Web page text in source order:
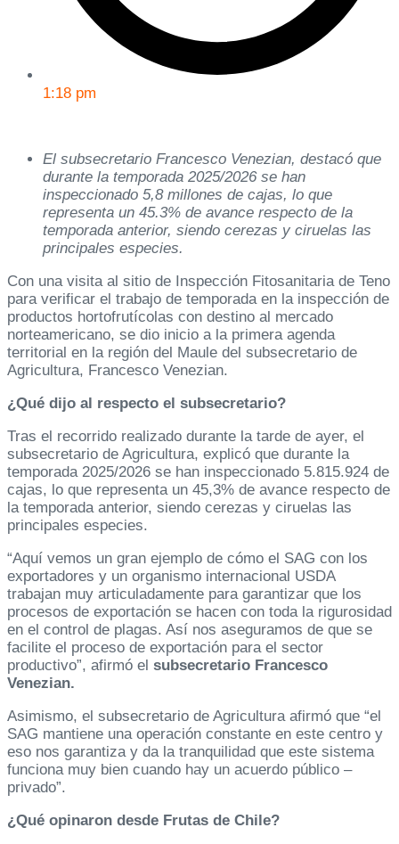
1:18 pm
El subsecretario Francesco Venezian, destacó que
durante la temporada 2025/2026 se han
inspeccionado 5,8 millones de cajas, lo que
representa un 45.3% de avance respecto de la
temporada anterior, siendo cerezas y ciruelas las
principales especies.
Con una visita al sitio de Inspección Fitosanitaria de Teno
para verificar el trabajo de temporada en la inspección de
productos hortofrutícolas con destino al mercado
norteamericano, se dio inicio a la primera agenda
territorial en la región del Maule del subsecretario de
Agricultura, Francesco Venezian.
¿Qué dijo al respecto el subsecretario?
Tras el recorrido realizado durante la tarde de ayer, el
subsecretario de Agricultura, explicó que durante la
temporada 2025/2026 se han inspeccionado 5.815.924 de
cajas, lo que representa un 45,3% de avance respecto de
la temporada anterior, siendo cerezas y ciruelas las
principales especies.
“Aquí vemos un gran ejemplo de cómo el SAG con los
exportadores y un organismo internacional USDA
trabajan muy articuladamente para garantizar que los
procesos de exportación se hacen con toda la rigurosidad
en el control de plagas. Así nos aseguramos de que se
facilite el proceso de exportación para el sector
productivo”, afirmó el subsecretario Francesco
Venezian.
Asimismo, el subsecretario de Agricultura afirmó que “el
SAG mantiene una operación constante en este centro y
eso nos garantiza y da la tranquilidad que este sistema
funciona muy bien cuando hay un acuerdo público –
privado”.
¿Qué opinaron desde Frutas de Chile?